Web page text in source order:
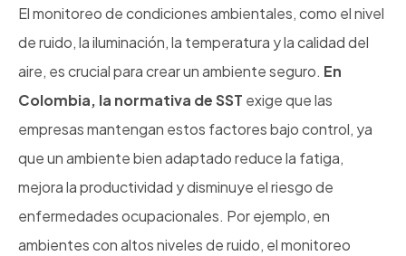
El monitoreo de condiciones ambientales, como el nivel
de ruido, la iluminación, la temperatura y la calidad del
aire, es crucial para crear un ambiente seguro. En
Colombia, la normativa de SST exige que las
empresas mantengan estos factores bajo control, ya
que un ambiente bien adaptado reduce la fatiga,
mejora la productividad y disminuye el riesgo de
enfermedades ocupacionales. Por ejemplo, en
ambientes con altos niveles de ruido, el monitoreo